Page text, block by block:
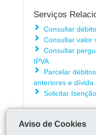
Serviços
Consultar
Consultar valor
Consultar
IPVA
Parcelar
anteriores e dívida
Solicitar
ÓRGÃO RESPONSÁVEL
Aviso de Cookies